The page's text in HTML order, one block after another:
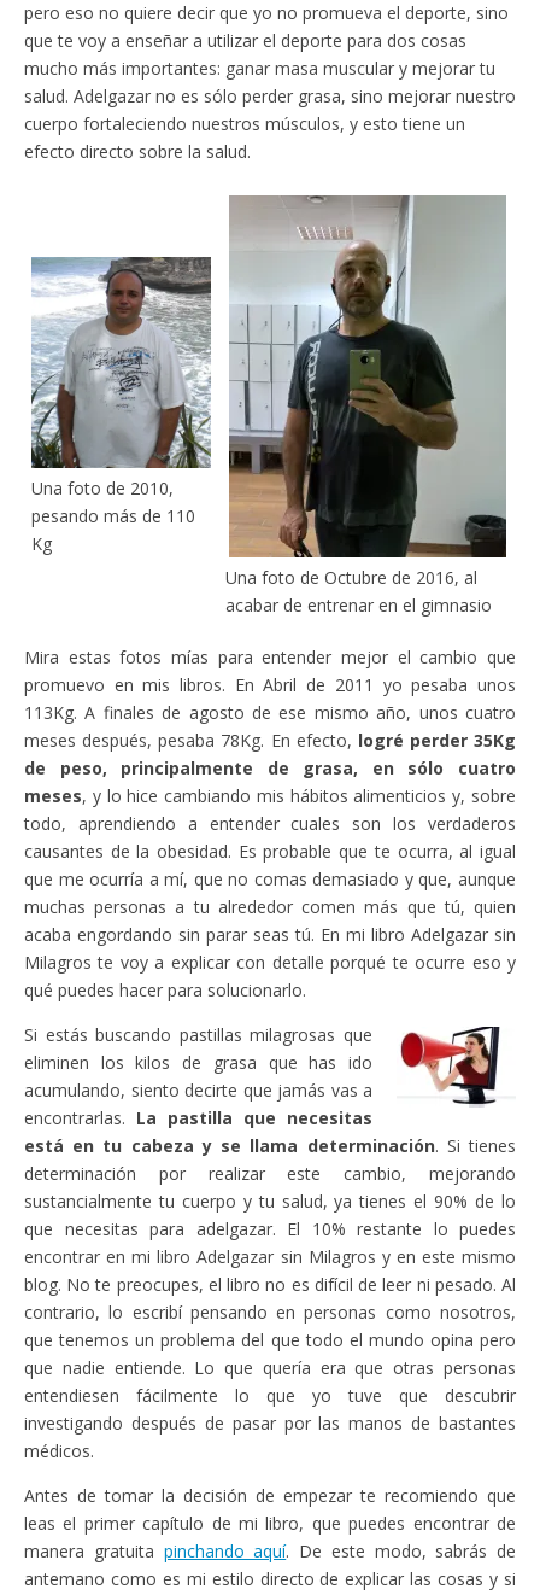
pero eso no quiere decir que yo no promueva el deporte, sino
que te voy a enseñar a utilizar el deporte para dos cosas
mucho más importantes: ganar masa muscular y mejorar tu
salud. Adelgazar no es sólo perder grasa, sino mejorar nuestro
cuerpo fortaleciendo nuestros músculos, y esto tiene un
efecto directo sobre la salud.
Una foto de 2010,
pesando más de 110
Kg
Una foto de Octubre de 2016, al
acabar de entrenar en el gimnasio
Mira estas fotos mías para entender mejor el cambio que
promuevo en mis libros. En Abril de 2011 yo pesaba unos
113Kg. A finales de agosto de ese mismo año, unos cuatro
meses después, pesaba 78Kg. En efecto, logré perder 35Kg
de peso, principalmente de grasa, en sólo cuatro
meses, y lo hice cambiando mis hábitos alimenticios y, sobre
todo, aprendiendo a entender cuales son los verdaderos
causantes de la obesidad. Es probable que te ocurra, al igual
que me ocurría a mí, que no comas demasiado y que, aunque
muchas personas a tu alrededor comen más que tú, quien
acaba engordando sin parar seas tú. En mi libro Adelgazar sin
Milagros te voy a explicar con detalle porqué te ocurre eso y
qué puedes hacer para solucionarlo.
Si estás buscando pastillas milagrosas que
eliminen los kilos de grasa que has ido
acumulando, siento decirte que jamás vas a
encontrarlas. La pastilla que necesitas
está en tu cabeza y se llama determinación. Si tienes
determinación por realizar este cambio, mejorando
sustancialmente tu cuerpo y tu salud, ya tienes el 90% de lo
que necesitas para adelgazar. El 10% restante lo puedes
encontrar en mi libro Adelgazar sin Milagros y en este mismo
blog. No te preocupes, el libro no es difícil de leer ni pesado. Al
contrario, lo escribí pensando en personas como nosotros,
que tenemos un problema del que todo el mundo opina pero
que nadie entiende. Lo que quería era que otras personas
entendiesen fácilmente lo que yo tuve que descubrir
investigando después de pasar por las manos de bastantes
médicos.
Antes de tomar la decisión de empezar te recomiendo que
leas el primer capítulo de mi libro, que puedes encontrar de
manera gratuita pinchando aquí. De este modo, sabrás de
antemano como es mi estilo directo de explicar las cosas y si